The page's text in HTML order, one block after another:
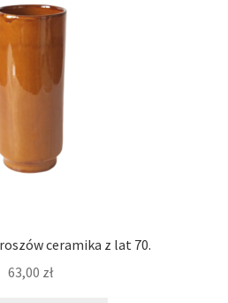
ceramika z lat 70.
63,00 zł